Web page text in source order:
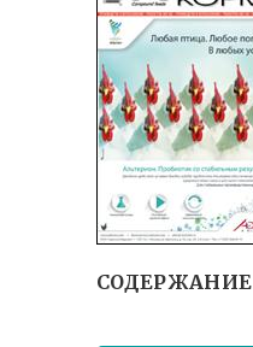
СОДЕРЖАНИЕ